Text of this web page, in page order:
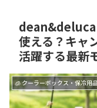
dean&deluca
使える？キャ
活躍する最新
🧊 クーラーボックス・保冷用